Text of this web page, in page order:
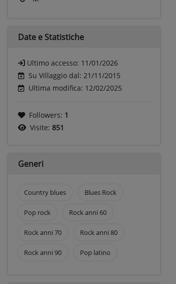
Date e Statistiche
Ultimo accesso: 11/01/2026
Su Villaggio dal: 21/11/2015
Ultima modifica: 12/02/2025
Followers: 1
Visite: 851
Generi
Country blues Blues Rock
Pop rock Rock anni 60
Rock anni 70 Rock anni 80
Rock anni 90 Pop latino